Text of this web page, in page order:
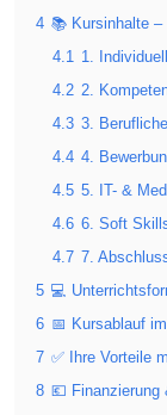
4 📚 Kursinhalte
4.1 1.
4.2 2.
4.3 3.
4.4 4.
4.5 5. IT- &
4.6 6. Soft
4.7 7.
5 💻
6 📅 Kursablauf
7 ✅ Ihre Vorteile
8 💶 Finanzierung